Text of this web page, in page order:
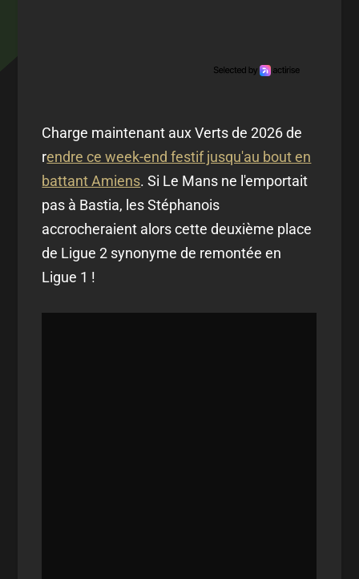
Charge maintenant aux Verts de 2026 de
rendre ce week-end festif jusqu'au bout en
battant Amiens. Si Le Mans ne l'emportait
pas à Bastia, les Stéphanois
accrocheraient alors cette deuxième place
de Ligue 2 synonyme de remontée en
Ligue 1 !